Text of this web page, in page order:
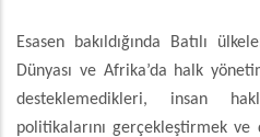
Esasen bakıldığında Batılı
Dünyası ve Afrika’da halk
desteklemedikleri, insan
politikalarını gerçekleştirmek